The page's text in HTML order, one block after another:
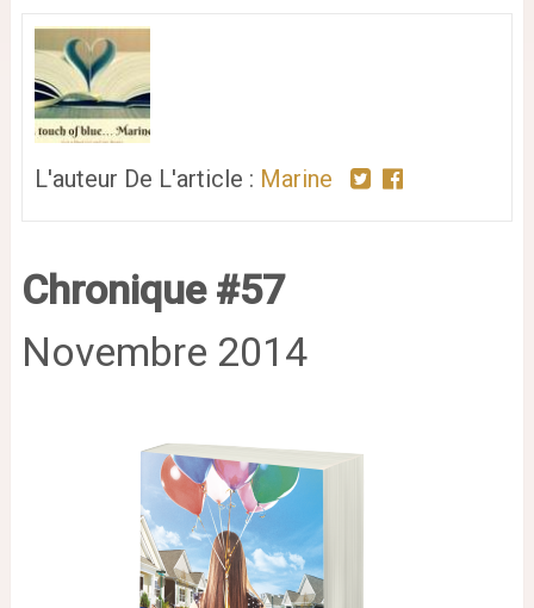
L'auteur De L'article : Marine
Chronique #57
Novembre 2014